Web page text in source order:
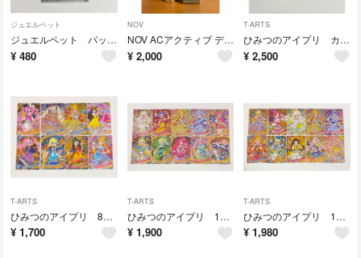
ジュエルペット
ジュエルペット パッケージミニチュアチャーム エンジェラ
¥ 480
NOV
NOV ACアクティブ デイクリームUV 30g
¥ 2,000
T-ARTS
ひみつのアイプリ カルテットスター タマキ サイン
¥ 2,500
T-ARTS
ひみつのアイプリ 8枚セット
¥ 1,700
T-ARTS
ひみつのアイプリ 10枚セット
¥ 1,900
T-ARTS
ひみつのアイプリ 10枚セット
¥ 1,980